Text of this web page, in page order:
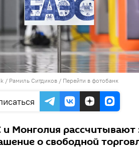
/ Рамиль Ситдиков / Перейти в фотобанк
и Монголия
о свободной